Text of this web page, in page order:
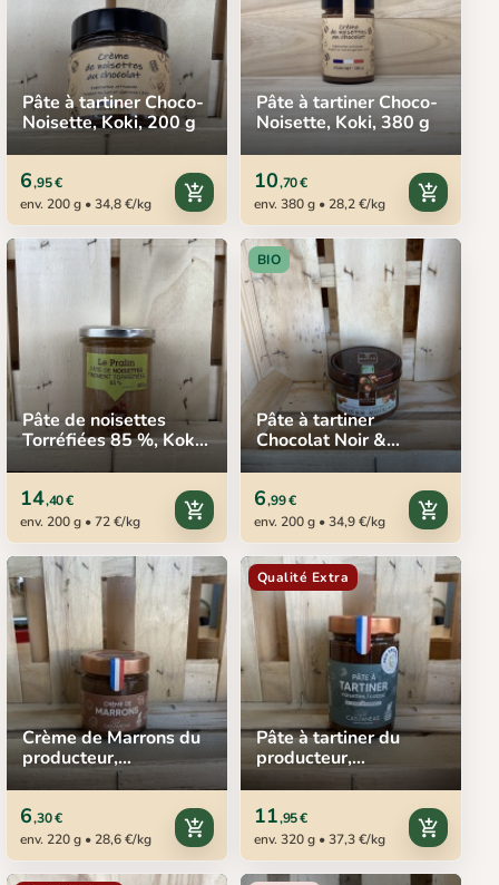
Pâte à tartiner Choco-
Noisette, Koki, 200 g
6,95 €
env. 200 g • 34,8 €/kg
add_shopping_cart
Pâte à tartiner Choco-
Noisette, Koki, 380 g
10,70 €
env. 380 g • 28,2 €/kg
add_shopping_cart
Pâte de noisettes
Torréfiées 85 %, Koki,
14,40 €
env. 200 g • 72 €/kg
add_shopping_cart
BIO
Pâte à tartiner
Chocolat Noir &
Noisettes BIO, Bovetti,
200 g
6,99 €
env. 200 g • 34,9 €/kg
add_shopping_cart
Crème de Marrons du
producteur,
Castaneas, 220 g
6,30 €
env. 220 g • 28,6 €/kg
add_shopping_cart
Qualité Extra
Pâte à tartiner du
producteur,
Castaneas, 320 g
11,95 €
env. 320 g • 37,3 €/kg
add_shopping_cart